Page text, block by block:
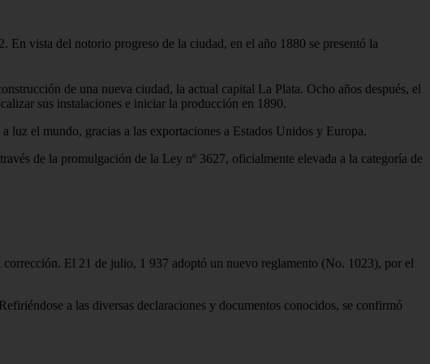
vista del notorio progreso de la ciudad, en el año 1880 se presentó la
de una nueva ciudad, la actual capital La Plata. Ocho años después, el
sus instalaciones e iniciar la producción en 1890.
el mundo, gracias a las exportaciones a Estados Unidos y Europa.
de la promulgación de la Ley nº 3627, oficialmente elevada a la categoría de
El 21 de julio, 1 937 adoptó un nuevo reglamento (No. 1023), por el
a las diversas declaraciones y documentos conocidos, se confirmó